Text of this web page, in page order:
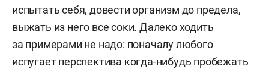
испытать себя, довести организм до предела,
выжать из него все соки. Далеко ходить
за примерами не надо: поначалу любого
испугает перспектива когда-нибудь пробежать